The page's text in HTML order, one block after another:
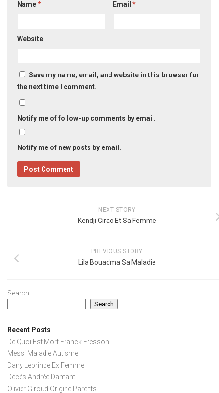
Name* Email*
Website
Save my name, email, and website in this browser for
the next time I comment.
Notify me of follow-up comments by email.
Notify me of new posts by email.
NEXT STORY
Kendji Girac Et Sa Femme
PREVIOUS STORY
Lila Bouadma Sa Maladie
Search
Search
Recent Posts
De Quoi Est Mort Franck Fresson
Messi Maladie Autisme
Dany Leprince Ex Femme
Décès Andrée Damant
Olivier Giroud Origine Parents